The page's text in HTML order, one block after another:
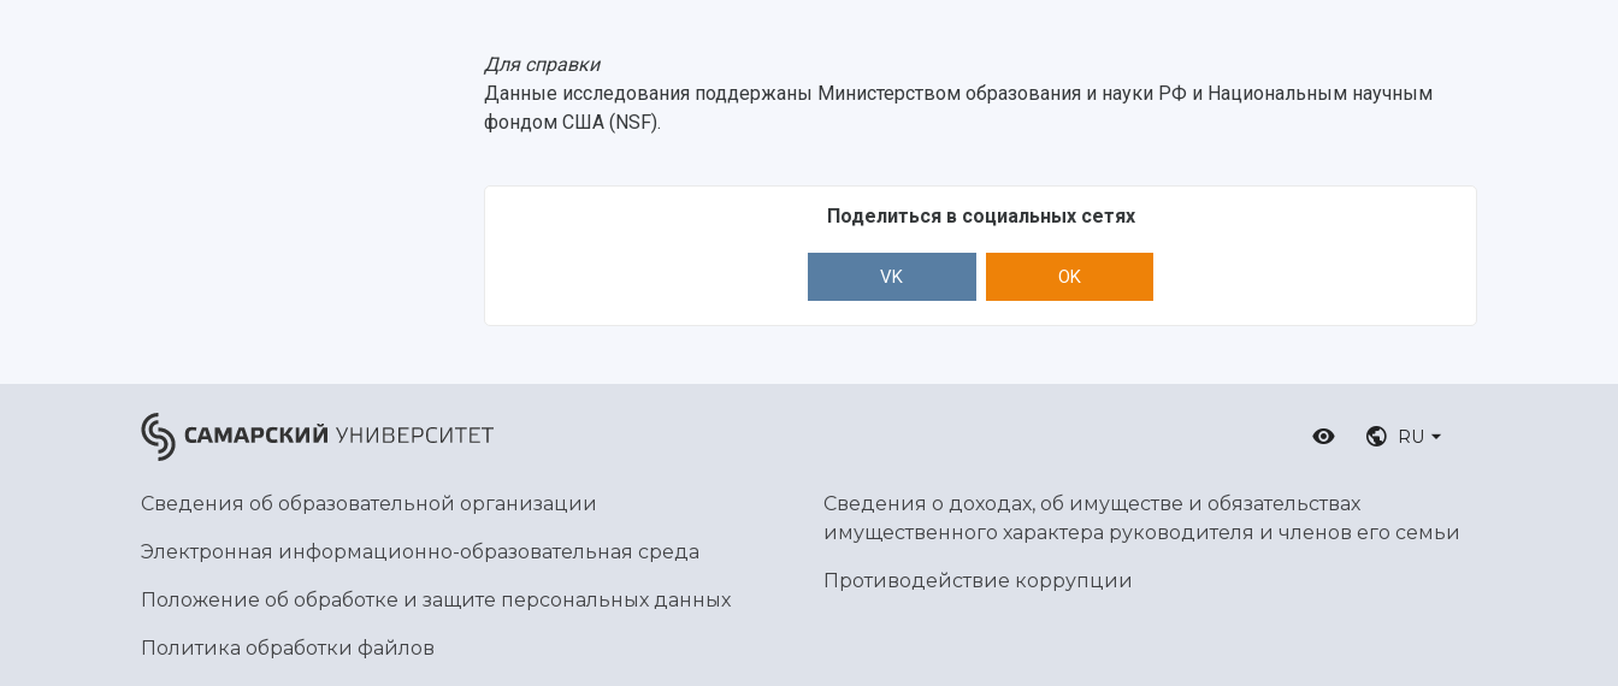
Для справки
Данные исследования поддержаны Министерством образования и науки РФ и Национальным научным
фондом США (NSF).
Поделиться в социальных сетях
VK OK
RU
Сведения об образовательной организации
Электронная информационно-образовательная среда
Положение об обработке и защите персональных данных
Политика обработки файлов
Сведения о доходах, об имуществе и обязательствах
имущественного характера руководителя и членов его семьи
Противодействие коррупции